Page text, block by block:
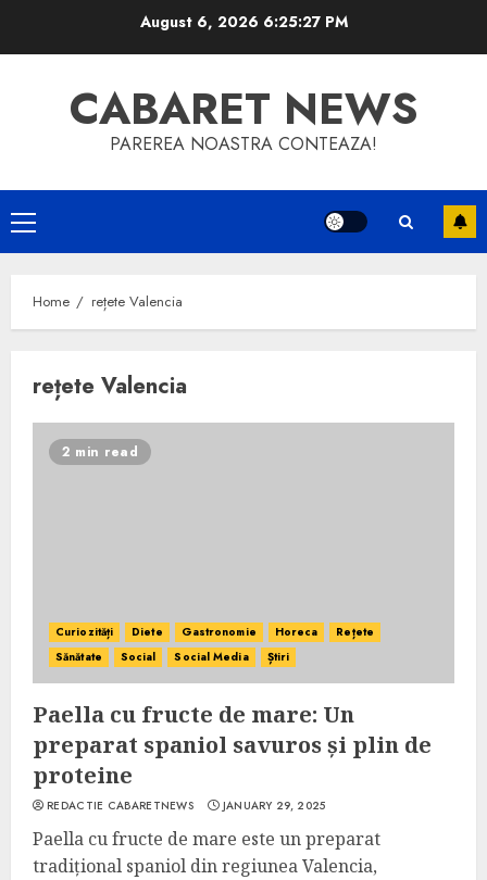
August 6, 2026 6:25:27 PM
CABARET NEWS
PAREREA NOASTRA CONTEAZA!
Primary
Menu
Home rețete Valencia
rețete Valencia
2 min read
Curiozități Diete Gastronomie Horeca
Rețete
Sănătate
Social Social Media Știri
Paella cu fructe de mare: Un
preparat spaniol savuros și plin de
proteine
REDACTIE CABARETNEWS JANUARY 29, 2025
Paella cu fructe de mare este un preparat
tradițional spaniol din regiunea Valencia,